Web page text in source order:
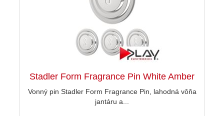
Stadler Form Fragrance Pin White Amber
Vonný pin Stadler Form Fragrance Pin, lahodná vôňa
jantáru a...